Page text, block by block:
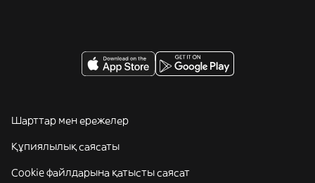
Шарттар мен ережелер
Құпиялылық саясаты
Cookie файлдарына қатысты саясат